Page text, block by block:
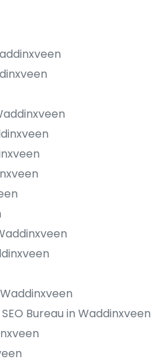
Bureau in Waddinxveen